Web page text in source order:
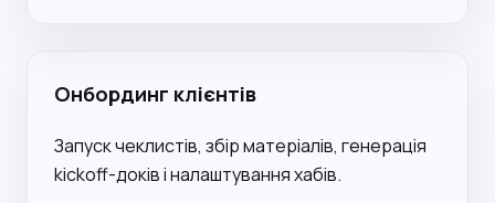
Онбординг клієнтів
Запуск чеклистів, збір матеріалів, генерація
kickoff-доків і налаштування хабів.